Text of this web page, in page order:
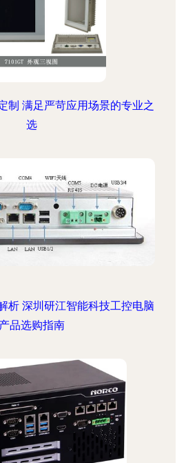
制 满足严苛应用场景的专业之
选
析 深圳研江智能科技工控电脑
产品选购指南